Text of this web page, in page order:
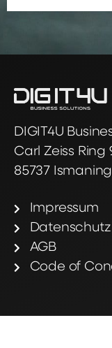
DIGIT4U
Carl Zeiss Ring
85737
Impressum
Datenschutz
AGB
Code of